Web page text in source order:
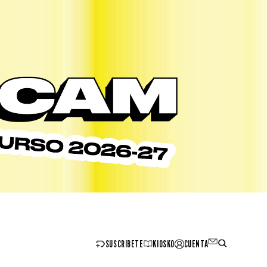
SUSCRIBETE KIOSKO CUENTA